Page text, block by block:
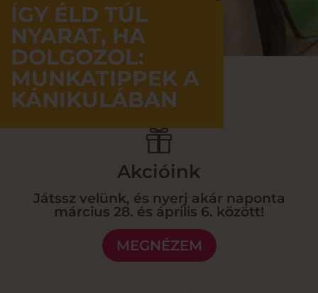
ÍGY ÉLD TÚL
NYARAT, HA
DOLGOZOL:
MUNKATIPPEK A
KÁNIKULÁBAN

Akcióink
Játssz velünk, és nyerj akár naponta
március 28. és április 6. között!
MEGNÉZEM